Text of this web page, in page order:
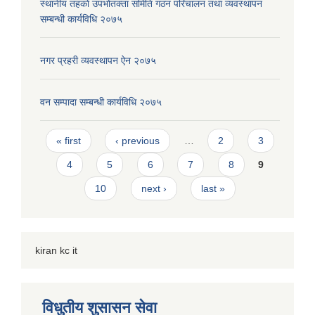
स्थानीय तहकाे उपभोतक्ता समिति गठन परिचालन तथा व्यवस्थापन
सम्बन्धी कार्यविधि २०७५
नगर प्रहरी व्यवस्थापन ऐन २०७५
वन सम्पादा सम्बन्धी कार्यविधि २०७५
Pages
« first ‹ previous 2 3
4 5 6 7 8 9
10 next › last »
kiran kc it
विधुतीय शुसासन सेवा